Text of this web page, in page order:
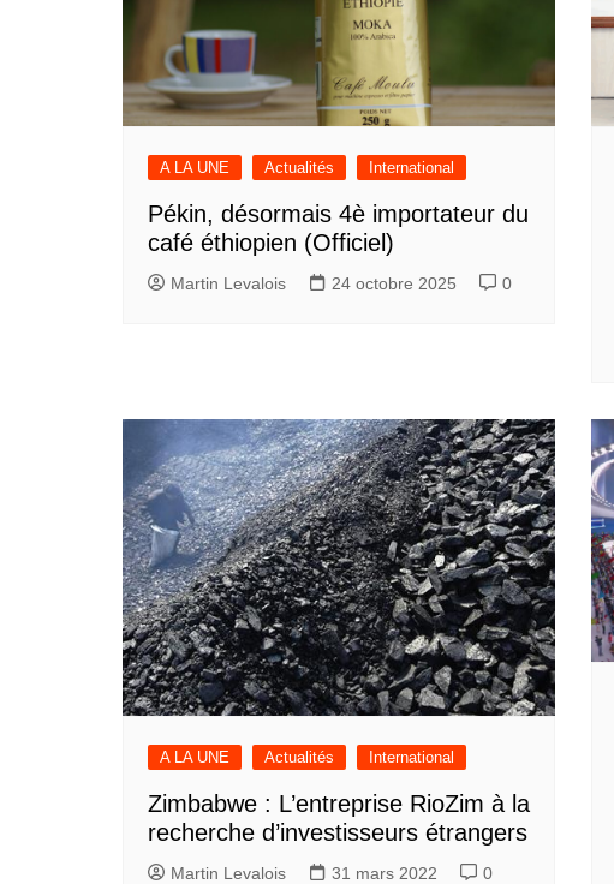
A LA UNE Actualités International
Pékin, désormais 4è importateur du
café éthiopien (Officiel)
Martin Levalois 24 octobre 2025 0
A LA UNE Actualités International
Zimbabwe : L’entreprise RioZim à la
recherche d’investisseurs étrangers
Martin Levalois 31 mars 2022 0